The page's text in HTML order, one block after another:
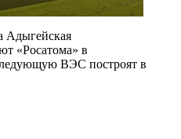
Адыгейская
«Росатома» в
ВЭС построят в